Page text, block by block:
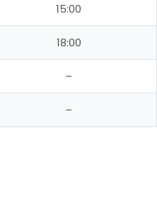
15:00
18:00
–
–